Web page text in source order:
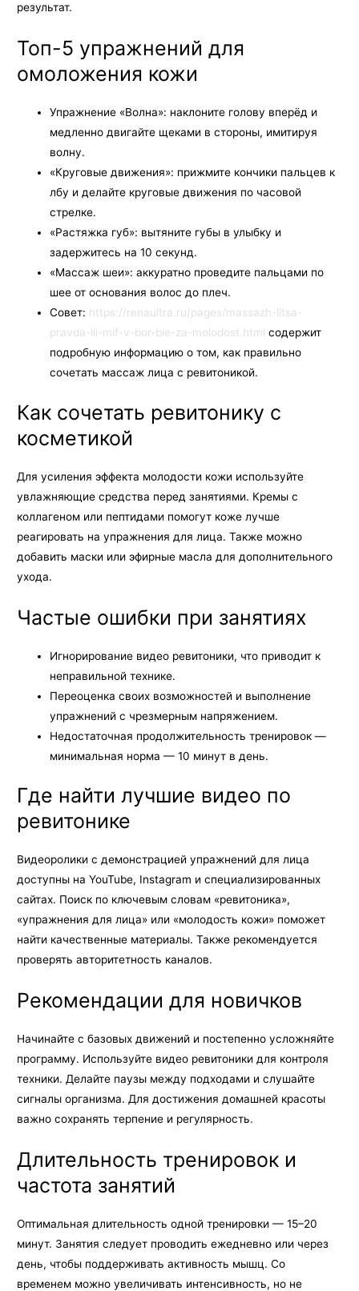
результат.
Топ-5 упражнений для
омоложения кожи
Упражнение «Волна»: наклоните голову вперёд и
медленно двигайте щеками в стороны, имитируя
волну.
«Круговые движения»: прижмите кончики пальцев к
лбу и делайте круговые движения по часовой
стрелке.
«Растяжка губ»: вытяните губы в улыбку и
задержитесь на 10 секунд.
«Массаж шеи»: аккуратно проведите пальцами по
шее от основания волос до плеч.
Совет: https://renaultra.ru/pages/massazh-litsa-
pravda-ili-mif-v-bor-bie-za-molodost.html содержит
подробную информацию о том, как правильно
сочетать массаж лица с ревитоникой.
Как сочетать ревитонику с
косметикой
Для усиления эффекта молодости кожи используйте
увлажняющие средства перед занятиями. Кремы с
коллагеном или пептидами помогут коже лучше
реагировать на упражнения для лица. Также можно
добавить маски или эфирные масла для дополнительного
ухода.
Частые ошибки при занятиях
Игнорирование видео ревитоники, что приводит к
неправильной технике.
Переоценка своих возможностей и выполнение
упражнений с чрезмерным напряжением.
Недостаточная продолжительность тренировок —
минимальная норма — 10 минут в день.
Где найти лучшие видео по
ревитонике
Видеоролики с демонстрацией упражнений для лица
доступны на YouTube, Instagram и специализированных
сайтах. Поиск по ключевым словам «ревитоника»,
«упражнения для лица» или «молодость кожи» поможет
найти качественные материалы. Также рекомендуется
проверять авторитетность каналов.
Рекомендации для новичков
Начинайте с базовых движений и постепенно усложняйте
программу. Используйте видео ревитоники для контроля
техники. Делайте паузы между подходами и слушайте
сигналы организма. Для достижения домашней красоты
важно сохранять терпение и регулярность.
Длительность тренировок и
частота занятий
Оптимальная длительность одной тренировки — 15–20
минут. Занятия следует проводить ежедневно или через
день, чтобы поддерживать активность мышц. Со
временем можно увеличивать интенсивность, но не